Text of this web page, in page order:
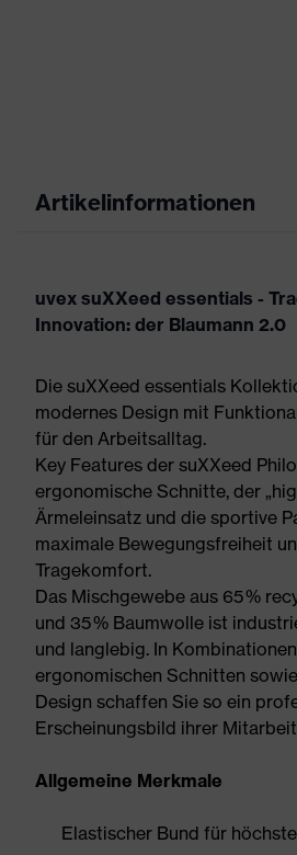
Artikelinformationen
uvex suXXeed essentials -
Innovation: der Blaumann 2.0
Die suXXeed essentials
modernes Design mit
für den Arbeitsalltag.
Key Features der suXXeed
ergonomische Schnitte, der
Ärmeleinsatz und die sportive
maximale Bewegungsfreiheit
Tragekomfort.
Das Mischgewebe aus 65 %
und 35 % Baumwolle ist
und langlebig. In
ergonomischen Schnitten
Design schaffen Sie so ein
Erscheinungsbild ihrer
Allgemeine Merkmale
Elastischer Bund für